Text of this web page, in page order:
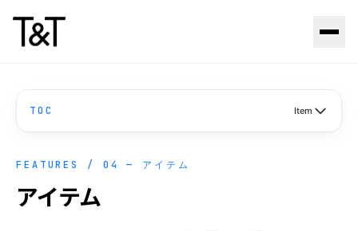
TOC Item
FEATURES / 04 — アイテム
アイテム